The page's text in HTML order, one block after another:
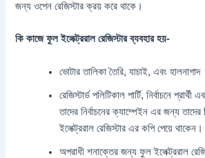
জন্য ওপেন রেজিস্টার ক্রয় করে থাকে।
কি কাজে ফুল ইলেক্ট্ররাল রেজিস্টার ব্যবহার হয়-
ভোটার তালিকা তৈরি, যাচাই, এবং হালনাগাদ
রেজিস্টার্ড পলিটিকাল পার্টি, নির্বাচনে প্রার্থী
তাদের নির্বাচনের ক্যাম্পেইন এর জন্য তাদের
ইলেক্ট্ররাল রেজিস্টার এর কপি পেয়ে থাকেন।
অপরাধী শনাক্তের জন্য ফুল ইলেক্ট্ররাল